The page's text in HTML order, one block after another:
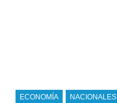
ECONOMÍA NACIONALES